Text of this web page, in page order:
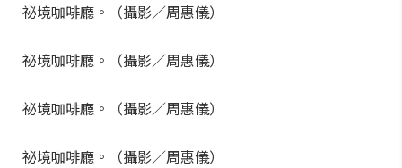
祕境咖啡廳。（攝影／周惠儀）
祕境咖啡廳。（攝影／周惠儀）
祕境咖啡廳。（攝影／周惠儀）
祕境咖啡廳。（攝影／周惠儀）